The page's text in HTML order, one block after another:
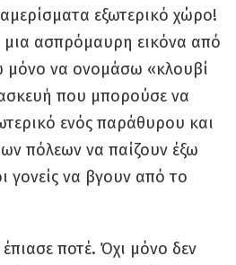
εξωτερικό χώρο!
ασπρόμαυρη εικόνα από
μόνο να ονομάσω «κλουβί
που μπορούσε να
ενός παράθυρου και
πόλεων να παίζουν έξω
γονείς να βγουν από το
ποτέ. Όχι μόνο δεν